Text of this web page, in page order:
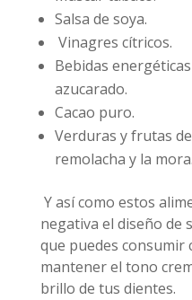
Salsa de soya.
Vinagres cítricos.
Bebidas
azucarado.
Cacao puro.
Verduras y frutas
remolacha y la mora.
Y así como estos
negativa el diseño de
que puedes consumir
mantener el tono
brillo de tus dientes.